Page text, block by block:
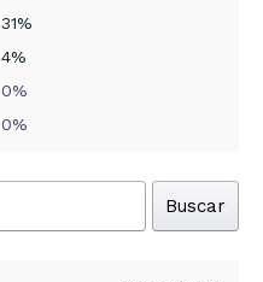
31%
4%
0%
0%
Buscar